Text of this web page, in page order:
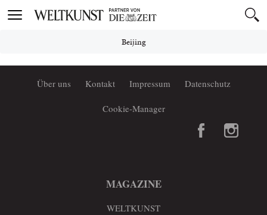
Toggle
Beijing
Über uns Kontakt Impressum Datenschutz
Cookie-Manager
MAGAZINE
WELTKUNST